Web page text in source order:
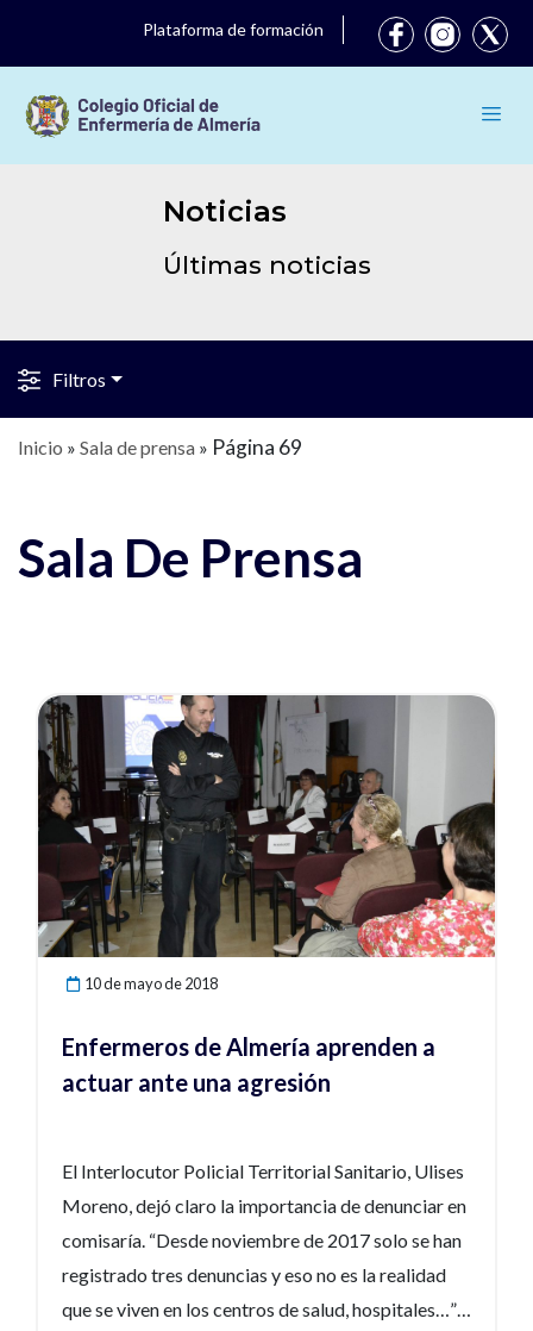
Plataforma de formación
Noticias
Últimas noticias
Filtros
Inicio » Sala de prensa » Página 69
Sala De Prensa
10 de mayo de 2018
Enfermeros de Almería aprenden a
actuar ante una agresión
El Interlocutor Policial Territorial Sanitario, Ulises
Moreno, dejó claro la importancia de denunciar en
comisaría. “Desde noviembre de 2017 solo se han
registrado tres denuncias y eso no es la realidad
que se viven en los centros de salud, hospitales…”,
Ver noticia